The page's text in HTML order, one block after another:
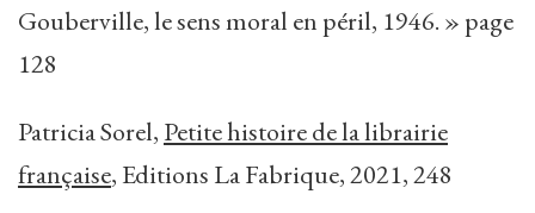
Gouberville, le sens moral en péril, 1946. » page
128
Patricia Sorel, Petite histoire de la librairie
française, Editions La Fabrique, 2021, 248